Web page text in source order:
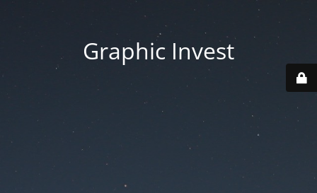
Graphic Invest